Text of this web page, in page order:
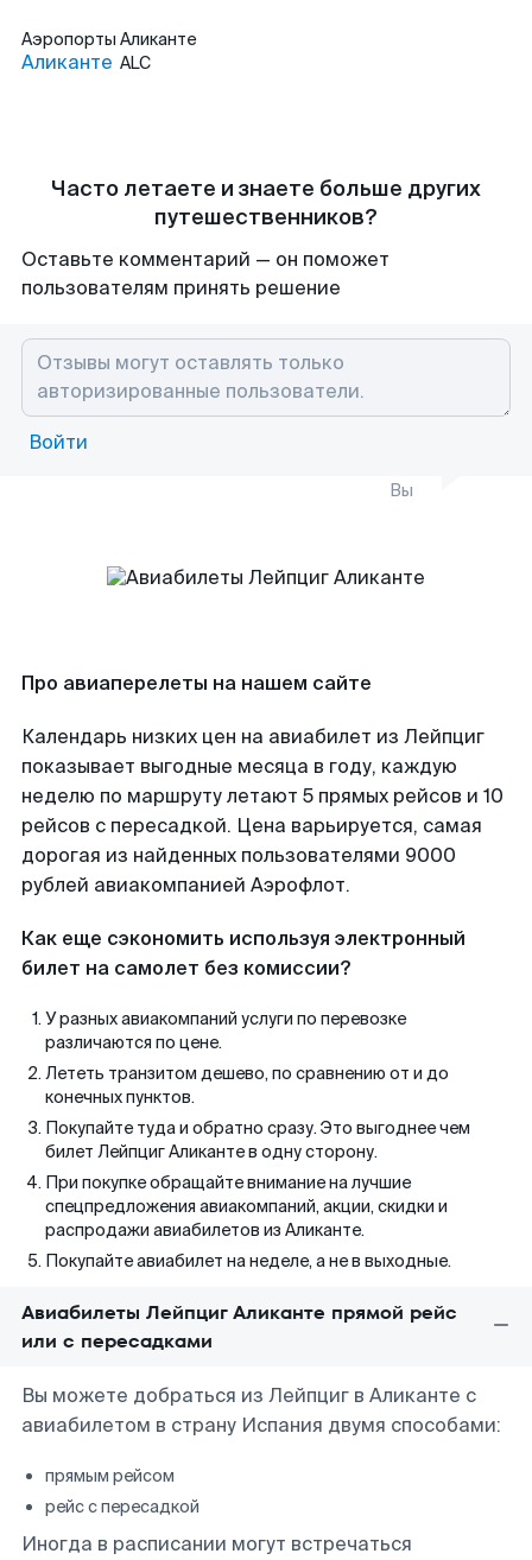
Аэропорты Аликанте
Аликанте ALC
Часто летаете и знаете больше других
путешественников?
Оставьте комментарий — он поможет
пользователям принять решение
Войти
Вы
Про авиаперелеты на нашем сайте
Календарь низких цен на авиабилет из Лейпциг
показывает выгодные месяца в году, каждую
неделю по маршруту летают 5 прямых рейсов и 10
рейсов с пересадкой. Цена варьируется, самая
дорогая из найденных пользователями 9000
рублей авиакомпанией Аэрофлот.
Как еще сэкономить используя электронный
билет на самолет без комиссии?
У разных авиакомпаний услуги по перевозке
различаются по цене.
Лететь транзитом дешево, по сравнению от и до
конечных пунктов.
Покупайте туда и обратно сразу. Это выгоднее чем
билет Лейпциг Аликанте в одну сторону.
При покупке обращайте внимание на лучшие
спецпредложения авиакомпаний, акции, скидки и
распродажи авиабилетов из Аликанте.
Покупайте авиабилет на неделе, а не в выходные.
Авиабилеты Лейпциг Аликанте прямой рейс
или с пересадками
Вы можете добраться из Лейпциг в Аликанте с
авиабилетом в страну Испания двумя способами:
прямым рейсом
рейс с пересадкой
Иногда в расписании могут встречаться